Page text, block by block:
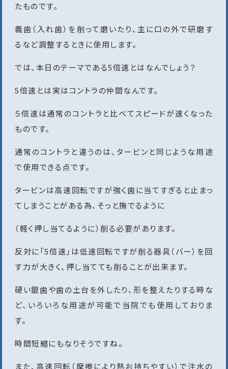
たものです。
義歯（入れ歯）を削って磨いたり、主に口の外で研磨す
るなど調整するときに使用します。
では、本日のテーマである5倍速とはなんでしょう？
5倍速とは実はコントラの仲間なんです。
５倍速は通常のコントラと比べてスピードが速くなった
ものです。
通常のコントラと違うのは、タービンと同じような用途
で使用できる点です。
タービンは高速回転ですが強く歯に当てすぎると止まっ
てしまうことがある為、そっと撫でるように
（軽く押し当てるように）削る必要があります。
反対に「5倍速」は低速回転ですが削る器具（バー）を回
す力が大きく、押し当てても削ることが出来ます。
硬い銀歯や歯の土台を外したり、形を整えたりする時な
ど、いろいろな用途が可能で当院でも使用しておりま
す。
時間短縮にもなりそうですね。
また、高速回転（摩擦により熱お持ちやすい）で注水の